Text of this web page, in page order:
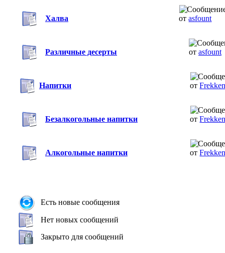
Халва отasfount
Различные десерты от asfount
Напитки от
Безалкогольные напитки от
Алкогольные напитки от
Есть новые сообщения
Нет новых сообщений
Закрыто для сообщений